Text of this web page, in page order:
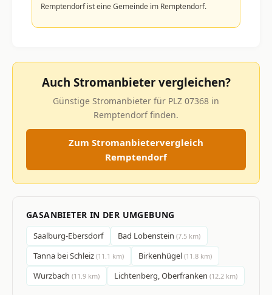
Remptendorf ist eine Gemeinde im Remptendorf.
Auch Stromanbieter vergleichen?
Günstige Stromanbieter für PLZ 07368 in
Remptendorf finden.
Zum Stromanbietervergleich
Remptendorf
GASANBIETER IN DER UMGEBUNG
Saalburg-Ebersdorf Bad Lobenstein (7.5 km)
Tanna bei Schleiz (11.1 km) Birkenhügel (11.8 km)
Wurzbach (11.9 km) Lichtenberg, Oberfranken (12.2 km)